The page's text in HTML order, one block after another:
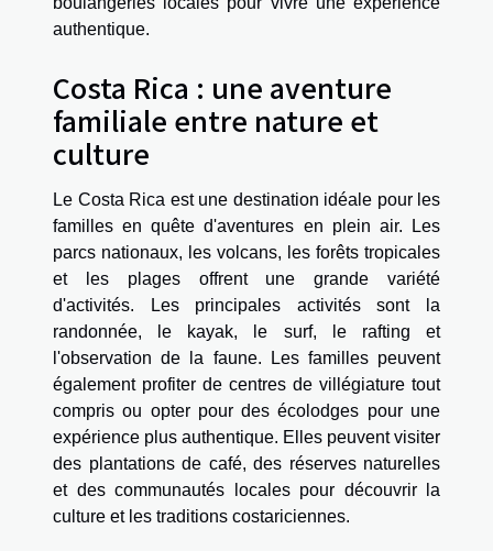
authentique.
Costa Rica : une aventure
familiale entre nature et
culture
Le Costa Rica est une destination idéale pour les
familles en quête d'aventures en plein air. Les
parcs nationaux, les volcans, les forêts tropicales
et les plages offrent une grande variété
d'activités. Les principales activités sont la
randonnée, le kayak, le surf, le rafting et
l'observation de la faune. Les familles peuvent
également profiter de centres de villégiature tout
compris ou opter pour des écolodges pour une
expérience plus authentique. Elles peuvent visiter
des plantations de café, des réserves naturelles
et des communautés locales pour découvrir la
culture et les traditions costariciennes.